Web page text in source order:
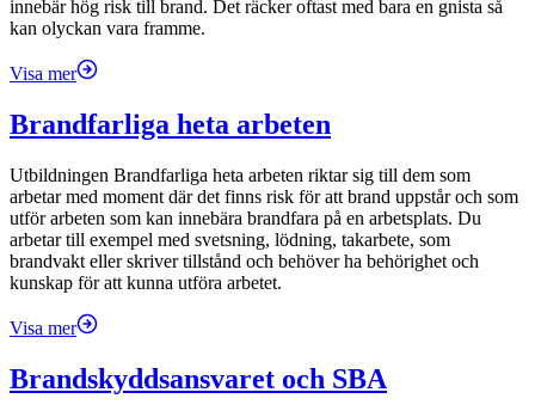
innebär hög risk till brand. Det räcker oftast med bara en gnista så
kan olyckan vara framme.
Visa mer
Brandfarliga heta arbeten
Utbildningen Brandfarliga heta arbeten riktar sig till dem som
arbetar med moment där det finns risk för att brand uppstår och som
utför arbeten som kan innebära brandfara på en arbetsplats. Du
arbetar till exempel med svetsning, lödning, takarbete, som
brandvakt eller skriver tillstånd och behöver ha behörighet och
kunskap för att kunna utföra arbetet.
Visa mer
Brandskyddsansvaret och SBA